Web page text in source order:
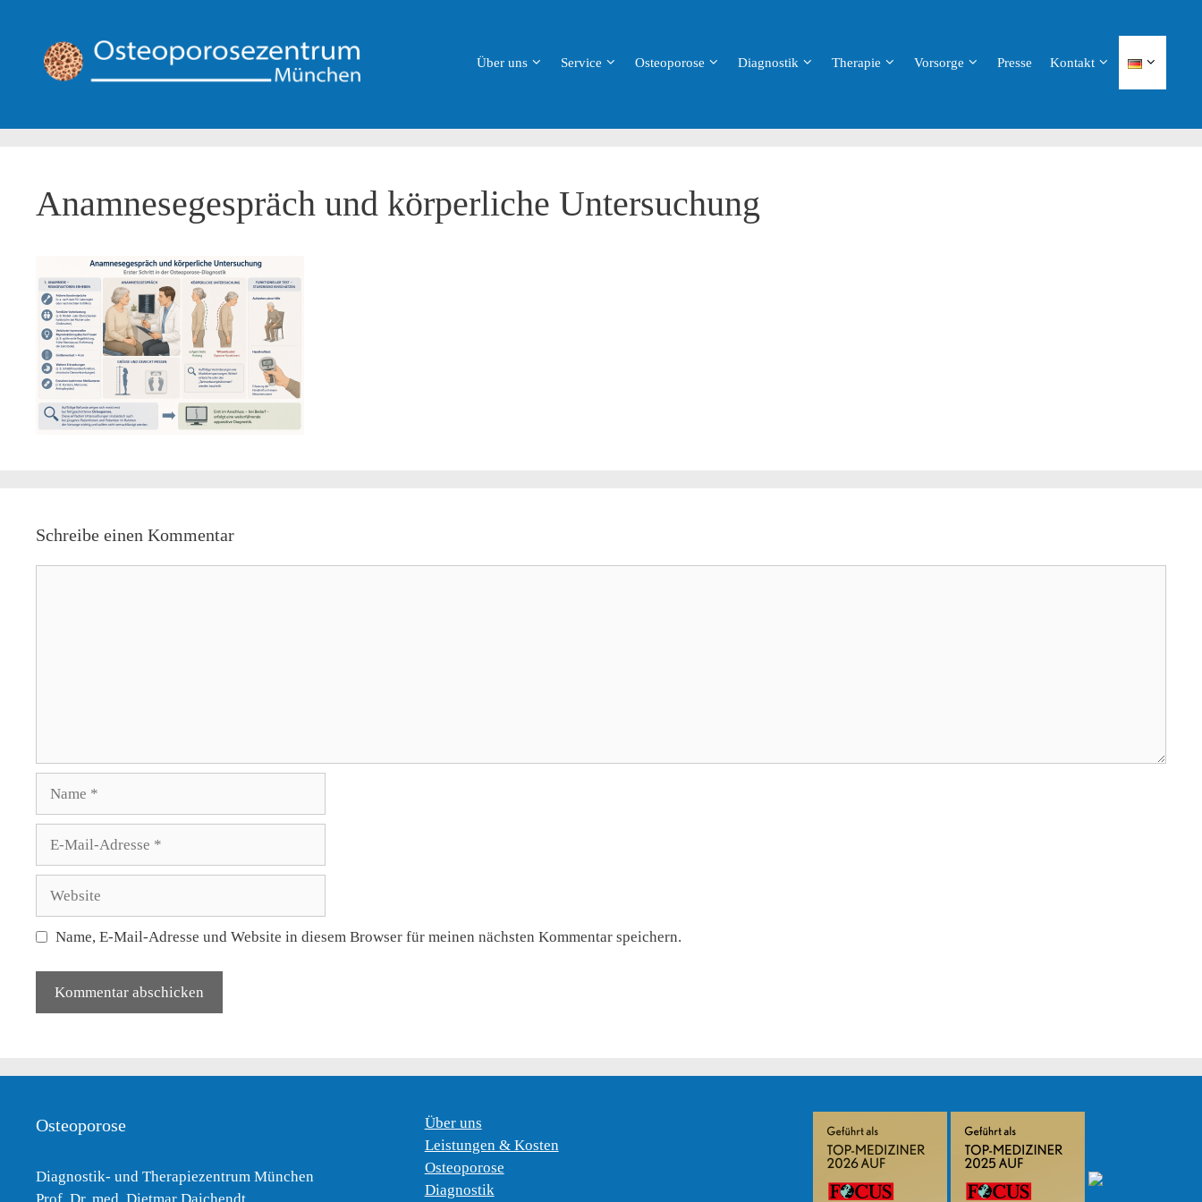
springen
Über uns Service Osteoporose Diagnostik Therapie Vorsorge Presse Kontakt
Anamnesegespräch und körperliche Untersuchung
Schreibe einen Kommentar
Adresse
Name, E-Mail-Adresse und Website in diesem Browser für meinen nächsten Kommentar speichern.
Osteoporose
Diagnostik- und Therapiezentrum München
Über uns
Leistungen & Kosten
Osteoporose
Diagnostik